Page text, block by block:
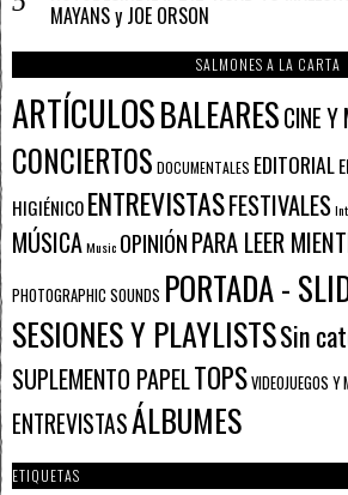
MAYANS y JOE ORSON
SALMONES A LA CARTA
ARTÍCULOSBALEARESCINE Y
CONCIERTOS DOCUMENTALES EDITORIAL
HIGIÉNICOENTREVISTASFESTIVALES
MÚSICAMusic OPINIÓNPARA LEER
PHOTOGRAPHIC SOUNDS PORTADA -
SESIONES Y PLAYLISTSSin
SUPLEMENTO PAPELTOPSVIDEOJUEGOS Y
ENTREVISTASÁLBUMES
ETIQUETAS